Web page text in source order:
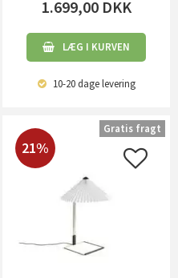
1.699,00 DKK
LÆG I KURVEN
10-20 dagelevering
21%
Gratis fragt